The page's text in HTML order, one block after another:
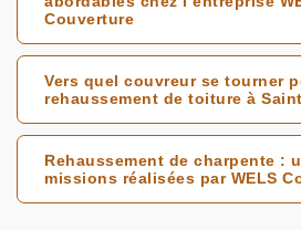
Couverture
Vers quel couvreur se tourner
rehaussement de toiture à
Rehaussement de charpente :
missions réalisées par WELS